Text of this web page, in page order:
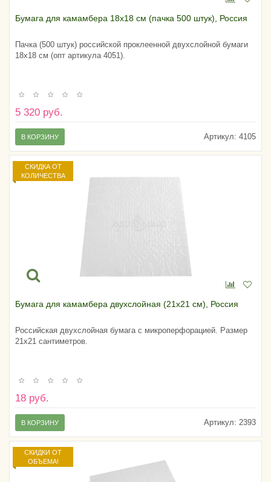
Бумага для камамбера 18х18 см (пачка 500 штук), Россия
Пачка (500 штук) российской проклеенной двухслойной бумаги
18х18 см (опт артикула 4051).
5 320 руб.
Артикул: 4105
В КОРЗИНУ
СКИДКА ОТ
КОЛИЧЕСТВА
Бумага для камамбера двухслойная (21х21 см), Россия
Российская двухслойная бумага с микроперфорацией. Размер
21х21 сантиметров.
18 руб.
Артикул: 2393
В КОРЗИНУ
СКИДКИ ОТ
ОБЪЕМА!